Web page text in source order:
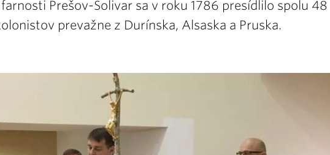
Prešov-Solivar sa v roku 1786 presídlilo spolu 48
prevažne z Durínska, Alsaska a Pruska.